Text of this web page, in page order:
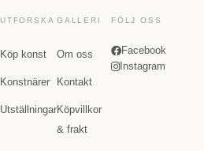
UTFORSKA
Köp konst
Konstnärer
Utställningar
GALLERI
Om oss
Kontakt
Köpvillkor
& frakt
FÖLJ OSS
Facebook
Instagram